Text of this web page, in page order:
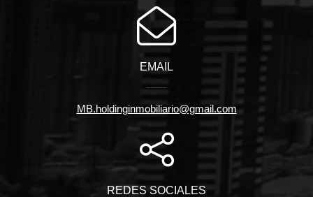
EMAIL
MB.holdinginmobiliario@gmail.com
REDES SOCIALES